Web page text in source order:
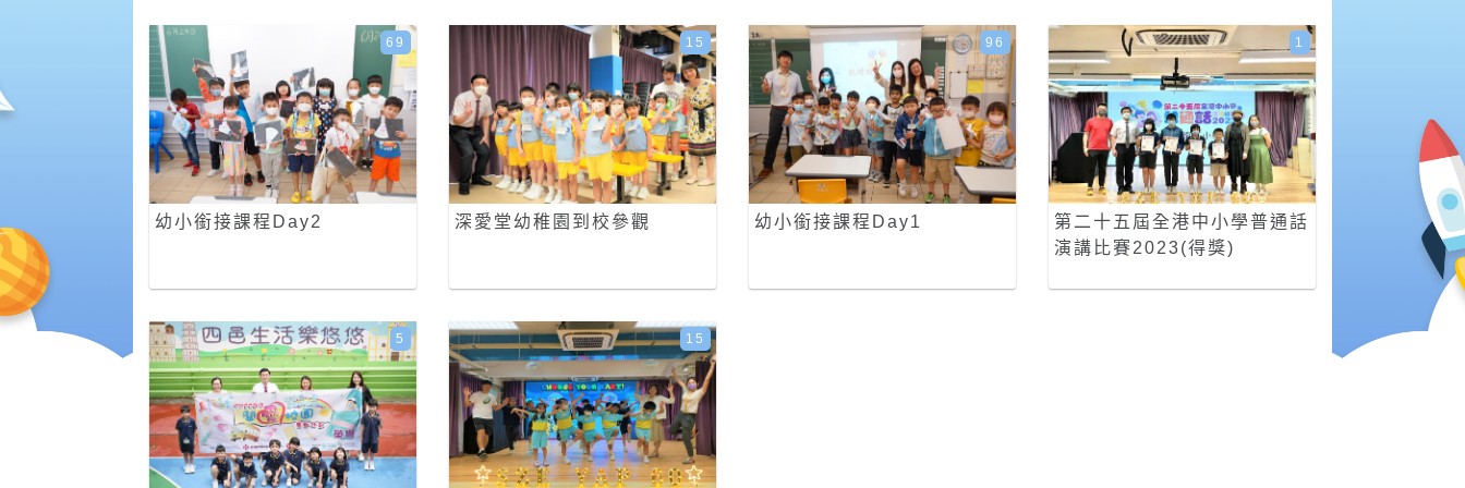
幼小銜接課程Day2
69
深愛堂幼稚園到校參觀
15
幼小銜接課程Day1
96
第二十五屆全港中小學普通話
演講比賽2023(得獎)
1
5 15